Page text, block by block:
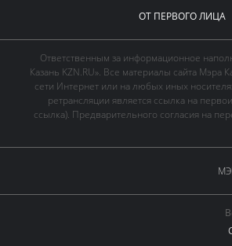
ОТ ПЕРВОГО ЛИЦА
Ответственным за информационное
Казань KZN.RU». Все материалы сайта
сети Интернет или на любых иных
ретрансляции является ссылка на
ссылка). Предварительного согласия на